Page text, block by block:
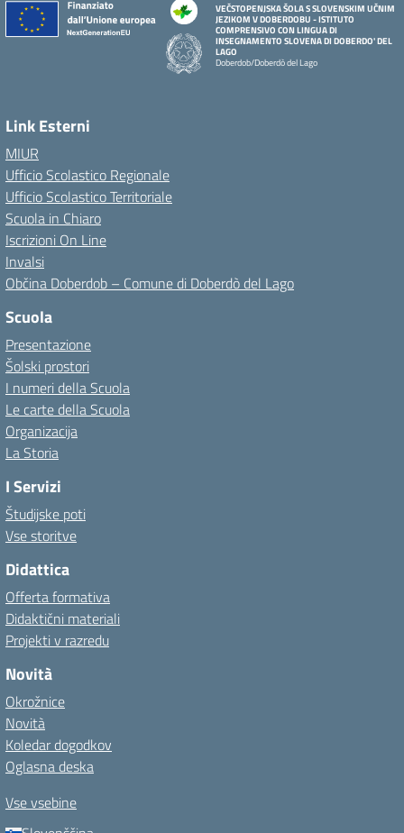
VEČSTOPENJSKA ŠOLA S SLOVENSKIM UČNIM
JEZIKOM V DOBERDOBU - ISTITUTO
COMPRENSIVO CON LINGUA DI
INSEGNAMENTO SLOVENA DI DOBERDO' DEL
LAGO
Doberdob/Doberdò del Lago
Link Esterni
MIUR
Ufficio Scolastico Regionale
Ufficio Scolastico Territoriale
Scuola in Chiaro
Iscrizioni On Line
Invalsi
Občina Doberdob – Comune di Doberdò del Lago
Scuola
Presentazione
Šolski prostori
I numeri della Scuola
Le carte della Scuola
Organizacija
La Storia
I Servizi
Študijske poti
Vse storitve
Didattica
Offerta formativa
Didaktični materiali
Projekti v razredu
Novità
Okrožnice
Novità
Koledar dogodkov
Oglasna deska
Vse vsebine